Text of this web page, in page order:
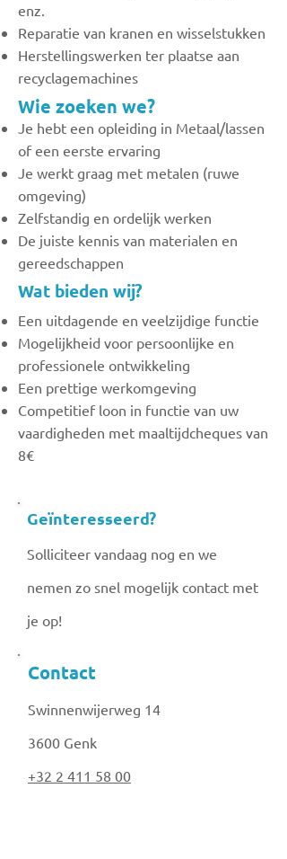
enz.
Reparatie van kranen en wisselstukken
Herstellingswerken ter plaatse aan
recyclagemachines
Wie zoeken we?
Je hebt een opleiding in Metaal/lassen
of een eerste ervaring
Je werkt graag met metalen (ruwe
omgeving)
Zelfstandig en ordelijk werken
De juiste kennis van materialen en
gereedschappen
Wat bieden wij?
Een uitdagende en veelzijdige functie
Mogelijkheid voor persoonlijke en
professionele ontwikkeling
Een prettige werkomgeving
Competitief loon in functie van uw
vaardigheden met maaltijdcheques van
8€
Geïnteresseerd?
Solliciteer vandaag nog en we
nemen zo snel mogelijk contact met
je op!
Contact
Swinnenwijerweg 14
3600 Genk
+32 2 411 58 00